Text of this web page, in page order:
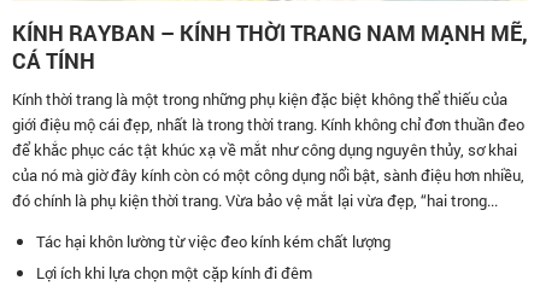
KÍNH RAYBAN – KÍNH THỜI TRANG NAM MẠNH MẼ,
CÁ TÍNH
Kính thời trang là một trong những phụ kiện đặc biệt không thể thiếu của
giới điệu mộ cái đẹp, nhất là trong thời trang. Kính không chỉ đơn thuần đeo
để khắc phục các tật khúc xạ về mắt như công dụng nguyên thủy, sơ khai
của nó mà giờ đây kính còn có một công dụng nổi bật, sành điệu hơn nhiều,
đó chính là phụ kiện thời trang. Vừa bảo vệ mắt lại vừa đẹp, “hai trong...
Tác hại khôn lường từ việc đeo kính kém chất lượng
Lợi ích khi lựa chọn một cặp kính đi đêm